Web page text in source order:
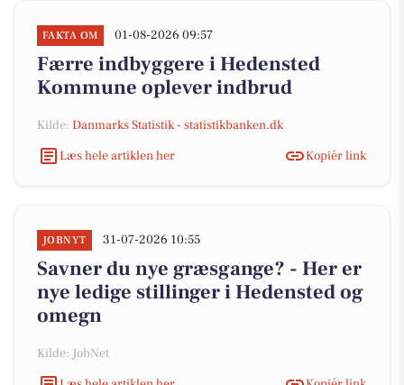
FAKTA OM 01-08-2026 09:57
Færre indbyggere i Hedensted
Kommune oplever indbrud
Kilde: Danmarks Statistik - statistikbanken.dk
Læs hele artiklen her
Kopiér link
JOBNYT 31-07-2026 10:55
Savner du nye græsgange? - Her er
nye ledige stillinger i Hedensted og
omegn
Kilde: JobNet